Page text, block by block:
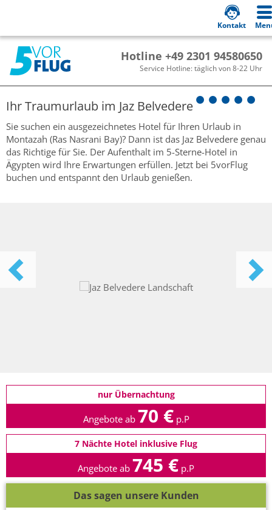
Hotline +49 2301 94580650
Service Hotline: täglich von 8-22 Uhr
Kontakt
Ihr Traumurlaub im Jaz Belvedere
Sie suchen ein ausgezeichnetes Hotel für Ihren Urlaub in
Montazah (Ras Nasrani Bay)? Dann ist das Jaz Belvedere genau
das Richtige für Sie. Der Aufenthalt im 5-Sterne-Hotel in
Ägypten wird Ihre Erwartungen erfüllen. Jetzt bei 5vorFlug
buchen und entspannt den Urlaub genießen.
nur Übernachtung
Angebote ab 70 € p.P
7 Nächte Hotel inklusive Flug
Angebote ab 745 € p.P
Das sagen unsere Kunden